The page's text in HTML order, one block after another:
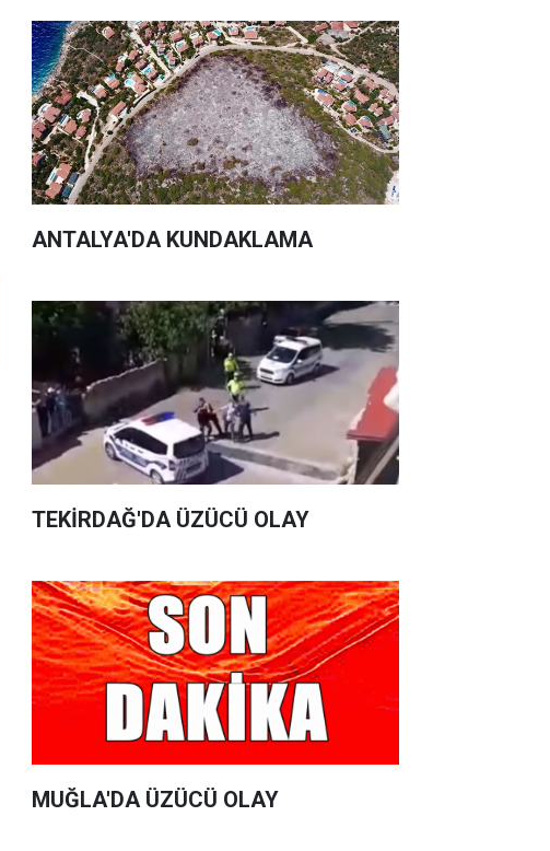
ANTALYA'DA KUNDAKLAMA
TEKİRDAĞ'DA ÜZÜCÜ OLAY
MUĞLA'DA ÜZÜCÜ OLAY